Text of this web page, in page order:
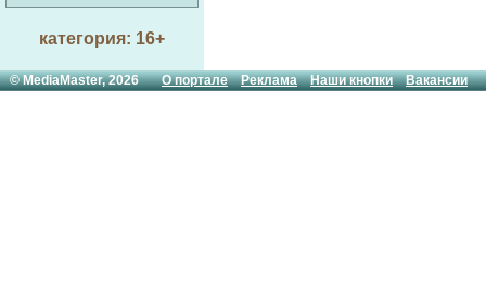
категория: 16+
© MediaMaster, 2026О портале Реклама Наши кнопки Вакансии